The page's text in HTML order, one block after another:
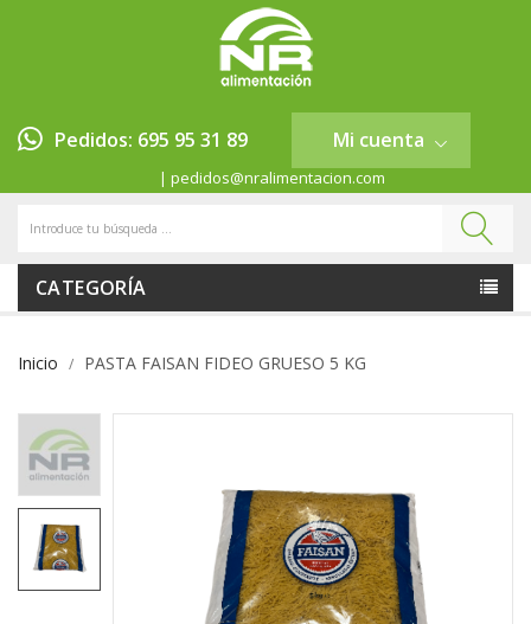
Mi cuenta
Pedidos: 695 95 31 89
| pedidos@nralimentacion.com
CATEGORÍA
Inicio PASTA FAISAN FIDEO GRUESO 5 KG